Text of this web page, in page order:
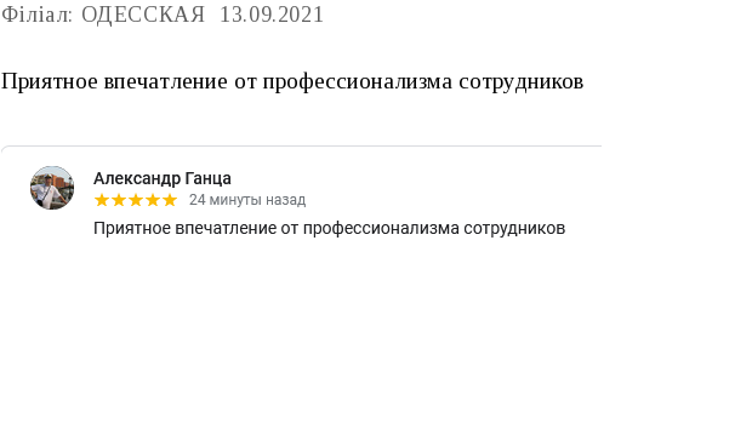
Філіал: ОДЕССКАЯ 13.09.2021
Приятное впечатление от профессионализма сотрудников